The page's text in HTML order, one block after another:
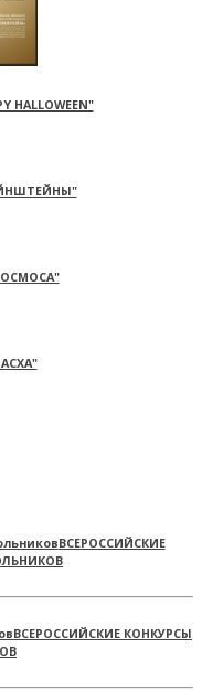
HALLOWEEN"
ВСЕРОССИЙСКИЕ
ВСЕРОССИЙСКИЕ КОНКУРСЫ